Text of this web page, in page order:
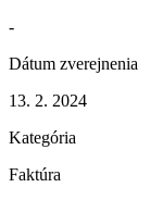
-
Dátum zverejnenia
13. 2. 2024
Kategória
Faktúra